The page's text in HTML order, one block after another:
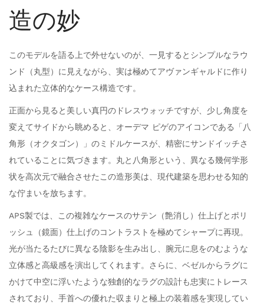
造の妙
このモデルを語る上で外せないのが、一見するとシンプルなラウ
ンド（丸型）に見えながら、実は極めてアヴァンギャルドに作り
込まれた立体的なケース構造です。
正面から見ると美しい真円のドレスウォッチですが、少し角度を
変えてサイドから眺めると、オーデマ ピゲのアイコンである「八
角形（オクタゴン）」のミドルケースが、精密にサンドイッチさ
れていることに気づきます。丸と八角形という、異なる幾何学形
状を高次元で融合させたこの造形美は、現代建築を思わせる知的
な佇まいを放ちます。
APS製では、この複雑なケースのサテン（艶消し）仕上げとポリ
ッシュ（鏡面）仕上げのコントラストを極めてシャープに再現。
光が当たるたびに異なる陰影を生み出し、腕元に息をのむような
立体感と高級感を演出してくれます。さらに、ベゼルからラグに
かけて中空に浮いたような独創的なラグの設計も忠実にトレース
されており、手首への優れた収まりと極上の装着感を実現してい